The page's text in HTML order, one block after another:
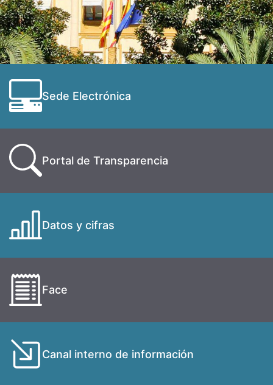
Sede Electrónica
Portal de Transparencia
Datos y cifras
Face
Canal interno de información